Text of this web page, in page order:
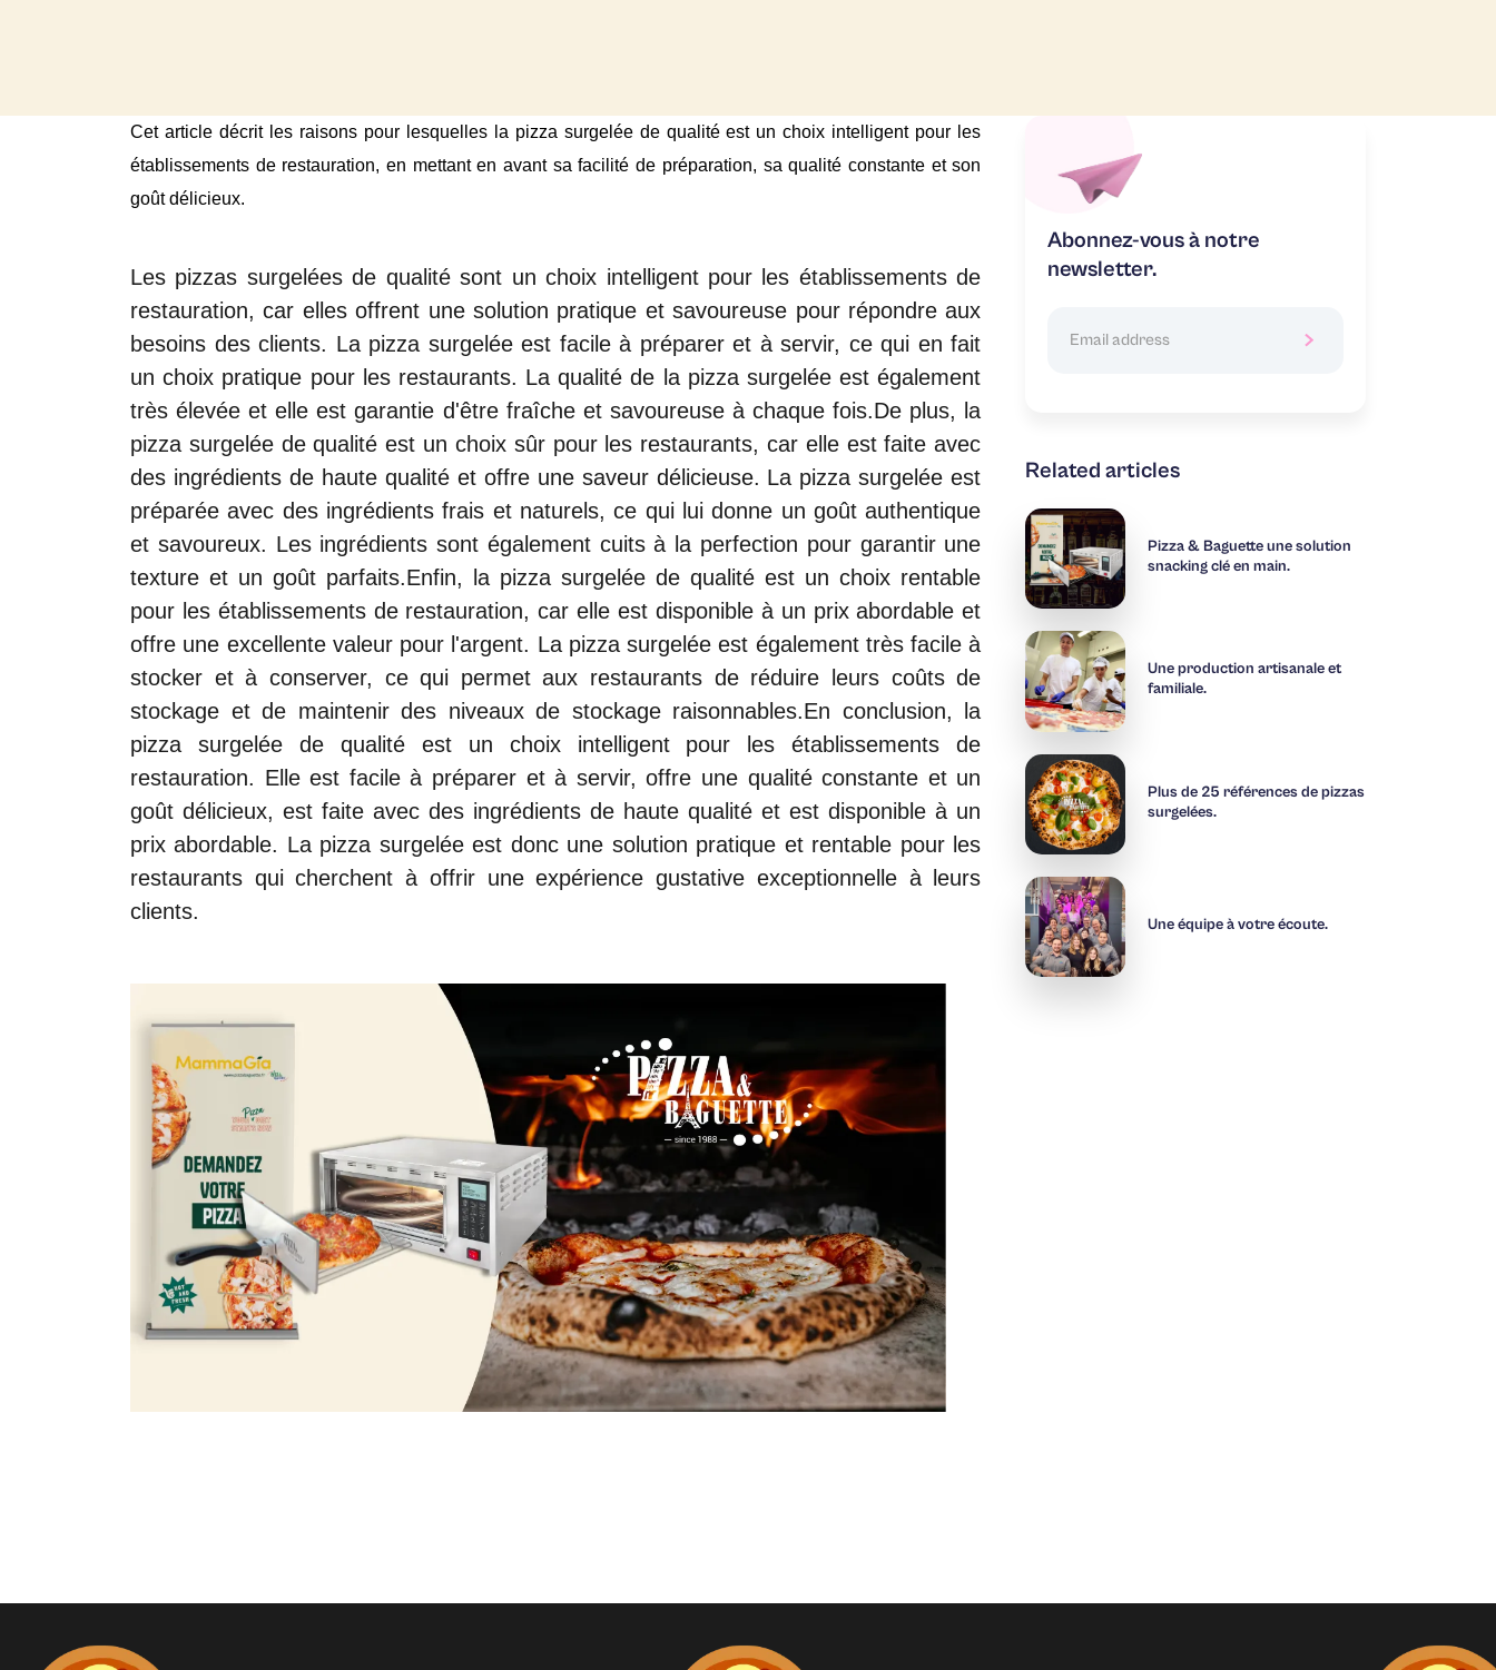
Cet article décrit les raisons pour lesquelles la pizza surgelée de qualité est un choix intelligent pour les
établissements de restauration, en mettant en avant sa facilité de préparation, sa qualité constante et son
goût délicieux.
Les pizzas surgelées de qualité sont un choix intelligent pour les établissements de
restauration, car elles offrent une solution pratique et savoureuse pour répondre aux
besoins des clients. La pizza surgelée est facile à préparer et à servir, ce qui en fait
un choix pratique pour les restaurants. La qualité de la pizza surgelée est également
très élevée et elle est garantie d'être fraîche et savoureuse à chaque fois.De plus, la
pizza surgelée de qualité est un choix sûr pour les restaurants, car elle est faite avec
des ingrédients de haute qualité et offre une saveur délicieuse. La pizza surgelée est
préparée avec des ingrédients frais et naturels, ce qui lui donne un goût authentique
et savoureux. Les ingrédients sont également cuits à la perfection pour garantir une
texture et un goût parfaits.Enfin, la pizza surgelée de qualité est un choix rentable
pour les établissements de restauration, car elle est disponible à un prix abordable et
offre une excellente valeur pour l'argent. La pizza surgelée est également très facile à
stocker et à conserver, ce qui permet aux restaurants de réduire leurs coûts de
stockage et de maintenir des niveaux de stockage raisonnables.En conclusion, la
pizza surgelée de qualité est un choix intelligent pour les établissements de
restauration. Elle est facile à préparer et à servir, offre une qualité constante et un
goût délicieux, est faite avec des ingrédients de haute qualité et est disponible à un
prix abordable. La pizza surgelée est donc une solution pratique et rentable pour les
restaurants qui cherchent à offrir une expérience gustative exceptionnelle à leurs
clients.
Abonnez-vous à notre
newsletter.
Related articles
Pizza & Baguette une solution
snacking clé en main.
Une production artisanale et
familiale.
Plus de 25 références de pizzas
surgelées.
Une équipe à votre écoute.